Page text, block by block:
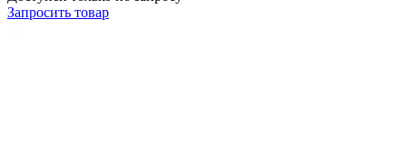
Запросить товар